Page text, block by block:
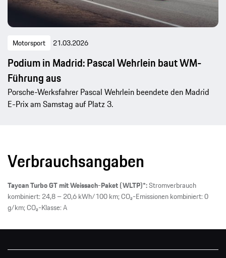
Motorsport 21.03.2026
Podium in Madrid: Pascal Wehrlein baut WM-
Führung aus
Porsche-Werksfahrer Pascal Wehrlein beendete den Madrid
E-Prix am Samstag auf Platz 3.
Verbrauchsangaben
Taycan Turbo GT mit Weissach-Paket (WLTP)*:Stromverbrauch
kombiniert: 24,8 – 20,6 kWh/100 km; CO₂-Emissionen kombiniert: 0
g/km; CO₂-Klasse: A